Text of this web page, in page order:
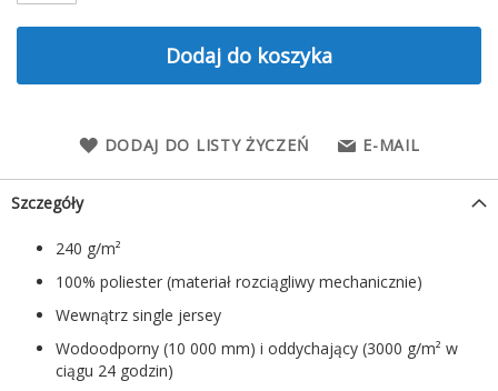
Dodaj do koszyka
DODAJ DO LISTY ŻYCZEŃ E-MAIL
Szczegóły
240 g/m²
100% poliester (materiał rozciągliwy mechanicznie)
Wewnątrz single jersey
Wodoodporny (10 000 mm) i oddychający (3000 g/m² w
ciągu 24 godzin)